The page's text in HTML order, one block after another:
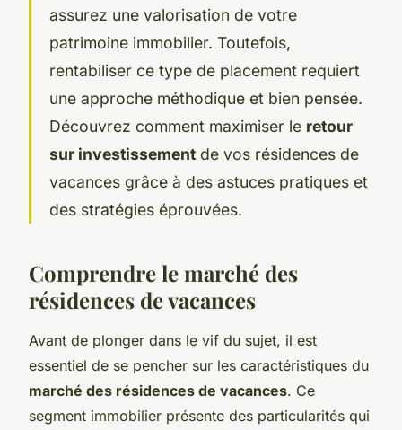
assurez une valorisation de votre
patrimoine immobilier. Toutefois,
rentabiliser ce type de placement requiert
une approche méthodique et bien pensée.
Découvrez comment maximiser le retour
sur investissement de vos résidences de
vacances grâce à des astuces pratiques et
des stratégies éprouvées.
Comprendre le marché des
résidences de vacances
Avant de plonger dans le vif du sujet, il est
essentiel de se pencher sur les caractéristiques du
marché des résidences de vacances. Ce
segment immobilier présente des particularités qui